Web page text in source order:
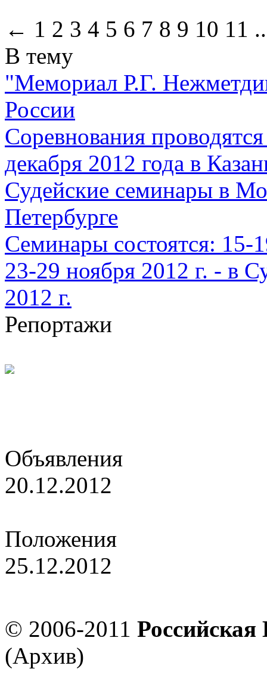
← 1 2 3 4 5 6 7 8 9 10 11
В тему
"Мемориал Р.Г.
России
Соревнования
декабря 2012 года в
Судейские семинары в
Петербурге
Семинары состоятся: 15-
23-29 ноября 2012 г. - в
2012 г.
Репортажи
Объявления
20.12.2012
Положения
25.12.2012
© 2006-2011
(Архив)